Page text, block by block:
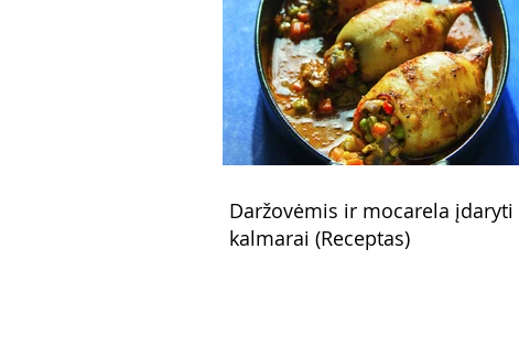
Daržovėmis ir mocarela įdaryti
kalmarai (Receptas)